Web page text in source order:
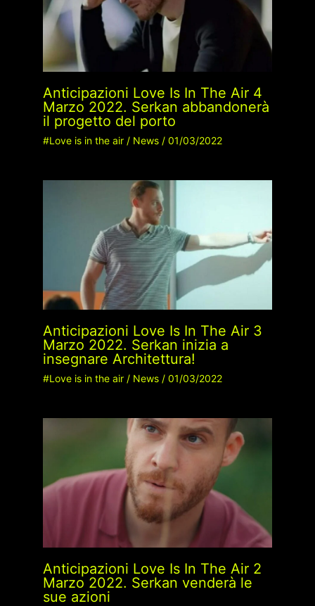
Anticipazioni Love Is In The Air 4
Marzo 2022. Serkan abbandonerà
il progetto del porto
#Love is in the air/ News/ 01/03/2022
Anticipazioni Love Is In The Air 3
Marzo 2022. Serkan inizia a
insegnare Architettura!
#Love is in the air/ News/ 01/03/2022
Anticipazioni Love Is In The Air 2
Marzo 2022. Serkan venderà le
sue azioni